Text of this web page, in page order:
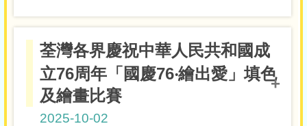
高小組
優異獎
4D李思語
高小組
優異獎
荃灣各界慶祝中華人民共和國成
立76周年「國慶76‧繪出愛」填色
及繪畫比賽
2025-10-02